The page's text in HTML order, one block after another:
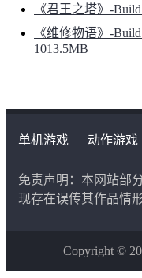
《君王之塔》-
《维修物语》-
1013.5MB
单机游戏 动作游戏
免责声明：本网站部
现存在误传其作品情
Copyright ©